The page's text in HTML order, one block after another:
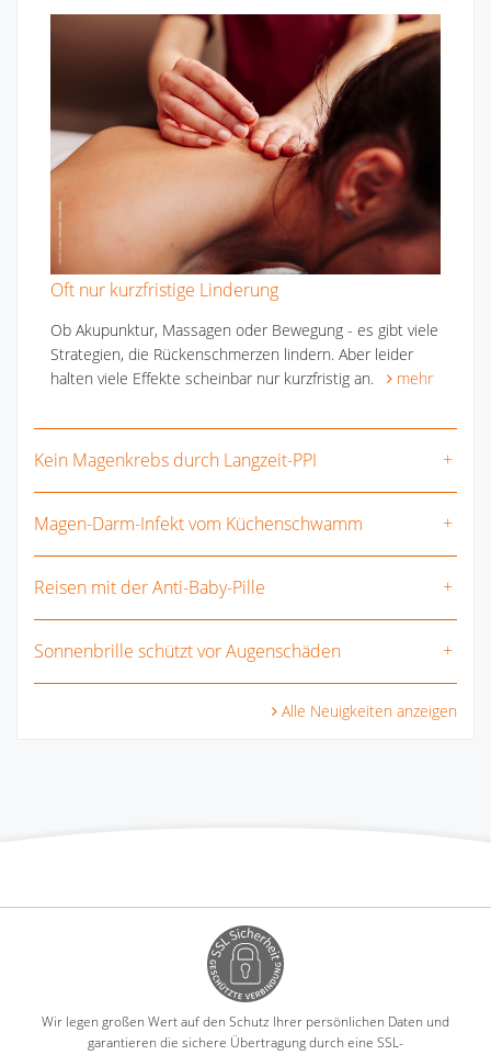
Oft nur kurzfristige Linderung
Ob Akupunktur, Massagen oder Bewegung - es gibt viele
Strategien, die Rückenschmerzen lindern. Aber leider
halten viele Effekte scheinbar nur kurzfristig an.
mehr
Kein Magenkrebs durch Langzeit-PPI
Magen-Darm-Infekt vom Küchenschwamm
Reisen mit der Anti-Baby-Pille
Sonnenbrille schützt vor Augenschäden
Alle Neuigkeiten anzeigen
Wir legen großen Wert auf den Schutz Ihrer persönlichen Daten und
garantieren die sichere Übertragung durch eine SSL-